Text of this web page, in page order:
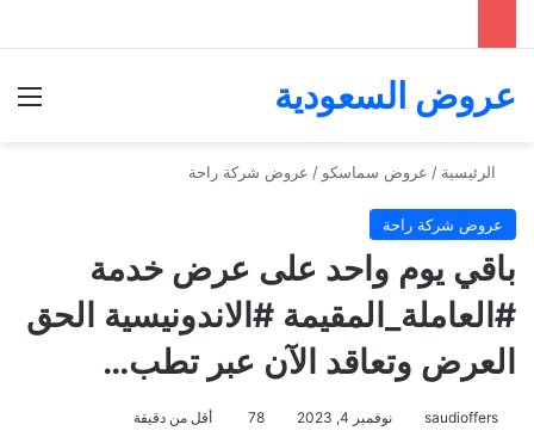
عروض السعودية
الرئيسية / عروض سماسكو / عروض شركة راحة
عروض شركة راحة
باقي يوم واحد على عرض خدمة
#العاملة_المقيمة #الاندونيسية الحق
العرض وتعاقد الآن عبر تطب…
saudioffers نوفمبر 4, 2023 78 أقل من دقيقة